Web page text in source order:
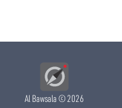
Al Bawsala© 2026